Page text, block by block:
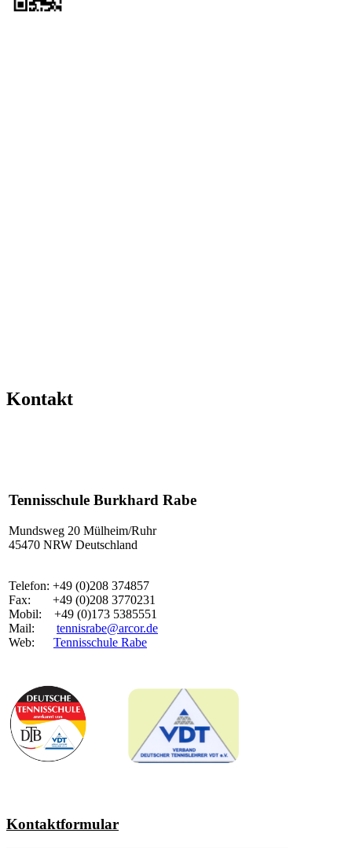
Kontakt
Tennisschule Burkhard Rabe
Mundsweg 20 Mülheim/Ruhr
45470 NRW Deutschland
Telefon: +49 (0)208 374857
Fax: +49 (0)208 3770231
Mobil: +49 (0)173 5385551
Mail: tennisrabe@arcor.de
Web: Tennisschule Rabe
Kontaktformular